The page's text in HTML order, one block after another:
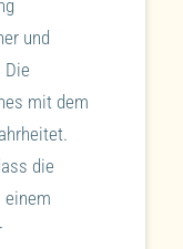
und
mit dem
die